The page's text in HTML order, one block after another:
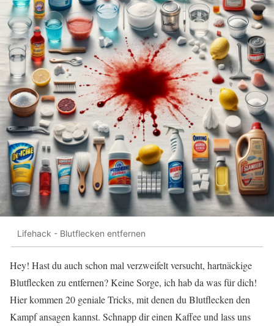
Lifehack - Blutflecken entfernen
Hey! Hast du auch schon mal verzweifelt versucht, hartnäckige
Blutflecken zu entfernen? Keine Sorge, ich hab da was für dich!
Hier kommen 20 geniale Tricks, mit denen du Blutflecken den
Kampf ansagen kannst. Schnapp dir einen Kaffee und lass uns